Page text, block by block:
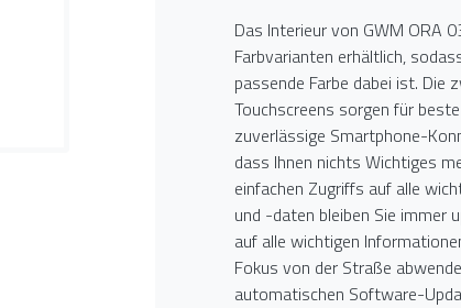
Das Interieur von GWM ORA
Farbvarianten erhältlich,
passende Farbe dabei ist. Die
Touchscreens sorgen für
zuverlässige Smartphone-
dass Ihnen nichts Wichtiges
einfachen Zugriffs auf alle
und -daten bleiben Sie immer
auf alle wichtigen
Fokus von der Straße
automatischen Software-